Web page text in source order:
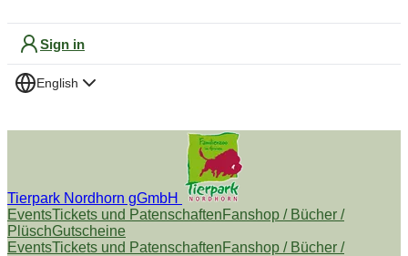
Sign in
English
Tierpark Nordhorn gGmbH
EventsTickets und PatenschaftenFanshop / Bücher /
PlüschGutscheine
EventsTickets und PatenschaftenFanshop / Bücher /